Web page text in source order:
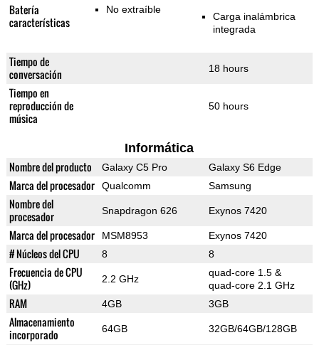
Batería
características
No extraíble
Carga inalámbrica
integrada
Tiempo de
conversación
18 hours
Tiempo en
reproducción de
música
50 hours
Informática
Nombre del producto Galaxy C5 Pro Galaxy S6 Edge
Marca del procesador Qualcomm Samsung
Nombre del
procesador
Snapdragon 626 Exynos 7420
Marca del procesador MSM8953 Exynos 7420
# Núcleos del CPU 8 8
Frecuencia de CPU
(GHz)
2.2 GHz
quad-core 1.5 &
quad-core 2.1 GHz
RAM 4GB 3GB
Almacenamiento
incorporado
64GB 32GB/64GB/128GB